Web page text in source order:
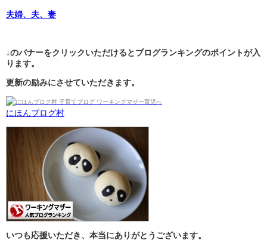
夫婦、夫、妻
↓のバナーをクリックいただけるとブログランキングのポイントが入
ります。
更新の励みにさせていただきます。
にほんブログ村
いつも応援いただき、本当にありがとうございます。